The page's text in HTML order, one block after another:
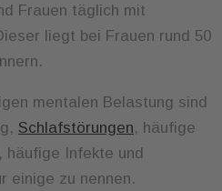
Frauen täglich mit
liegt bei Frauen rund 50
mentalen Belastung sind
Schlafstörungen, häufige
häufige Infekte und
einige zu nennen.